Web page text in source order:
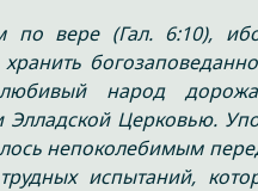
вере (Гал. 6:10),
народ
Церковью.
непоколебимым
испытаний,